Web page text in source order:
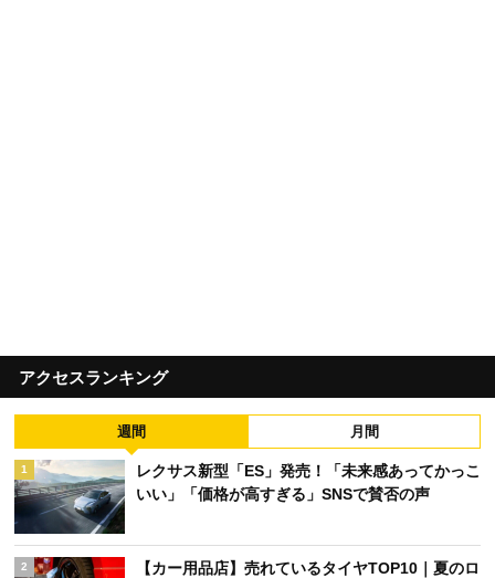
アクセスランキング
週間 月間
1
レクサス新型「ES」発売！「未来感あってかっこ
いい」「価格が高すぎる」SNSで賛否の声
2
【カー用品店】売れているタイヤTOP10｜夏のロ